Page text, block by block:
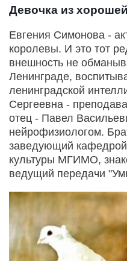
Девочка из
Евгения Симонова -
королевы. И это тот
внешность не
Ленинграде,
ленинградской
Сергеевна -
отец - Павел
нейрофизиологом.
заведующий
культуры МГИМО,
ведущий передачи